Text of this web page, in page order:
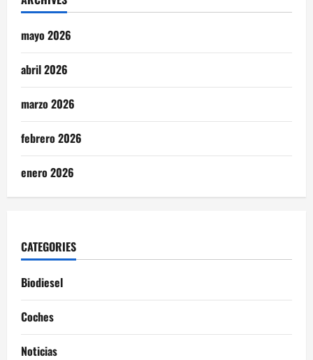
mayo 2026
abril 2026
marzo 2026
febrero 2026
enero 2026
CATEGORIES
Biodiesel
Coches
Noticias